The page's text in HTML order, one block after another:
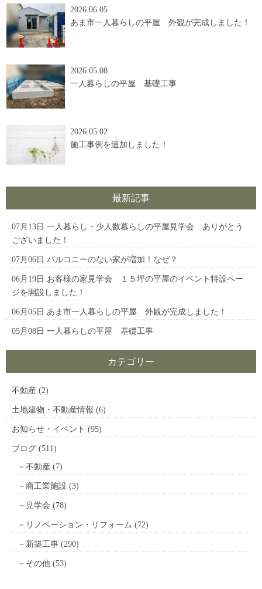
2026.06.05
あま市一人暮らしの平屋 外観が完成しました！
2026.05.08
一人暮らしの平屋 基礎工事
2026.05.02
施工事例を追加しました！
最新記事
07月13日 一人暮らし・少人数暮らしの平屋見学会 ありがとう
ございました！
07月06日 バルコニーのない家が増加！なぜ？
06月19日 お客様の家見学会 １５坪の平屋のイベント特設ペー
ジを開設しました！
06月05日 あま市一人暮らしの平屋 外観が完成しました！
05月08日 一人暮らしの平屋 基礎工事
カテゴリー
不動産 (2)
土地建物・不動産情報 (6)
お知らせ・イベント (95)
ブログ (511)
不動産 (7)
商工業施設 (3)
見学会 (78)
リノベーション・リフォーム (72)
新築工事 (290)
その他 (53)